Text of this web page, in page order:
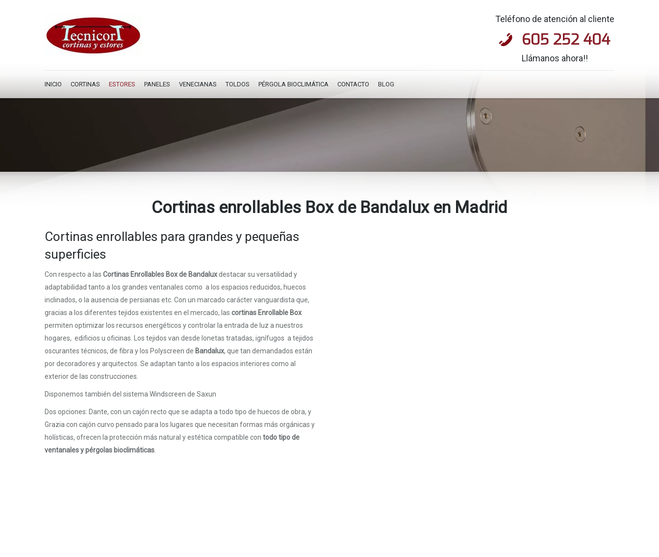
Teléfono de atención al cliente
605 252 404
Llámanos ahora!!
INICIO CORTINAS ESTORES PANELES VENECIANAS TOLDOS PÉRGOLA BIOCLIMÁTICA CONTACTO BLOG
Cortinas enrollables Box de Bandalux en Madrid
Cortinas enrollables para grandes y pequeñas
superficies
Con respecto a las Cortinas Enrollables Box de Bandaluxdestacar su versatilidad y
adaptabilidad tanto a los grandes ventanales como a los espacios reducidos, huecos
inclinados, o la ausencia de persianas etc. Con un marcado carácter vanguardista que,
gracias a los diferentes tejidos existentes en el mercado, las cortinas Enrollable Box
permiten optimizar los recursos energéticos y controlar la entrada de luz a nuestros
hogares, edificios u oficinas. Los tejidos van desde lonetas tratadas, ignífugos a tejidos
oscurantes técnicos, de fibra y los Polyscreen de Bandalux, que tan demandados están
por decoradores y arquitectos. Se adaptan tanto a los espacios interiores como al
exterior de las construcciones.
Disponemos también del sistema Windscreen de Saxun
Dos opciones: Dante, con un cajón recto que se adapta a todo tipo de huecos de obra, y
Grazia con cajón curvo pensado para los lugares que necesitan formas más orgánicas y
holísticas, ofrecen la protección más natural y estética compatible con todo tipo de
ventanales y pérgolas bioclimáticas